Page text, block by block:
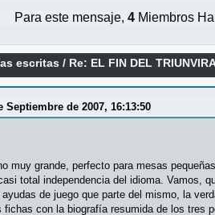
Para este mensaje,4 Miembros
escritas / Re: EL FIN DEL
Septiembre de 2007, 16:13:50
muy grande, perfecto para mesas
total independencia del idioma. Vamos,
de juego que parte del mismo, la
fichas con la biografía resumida de los tres